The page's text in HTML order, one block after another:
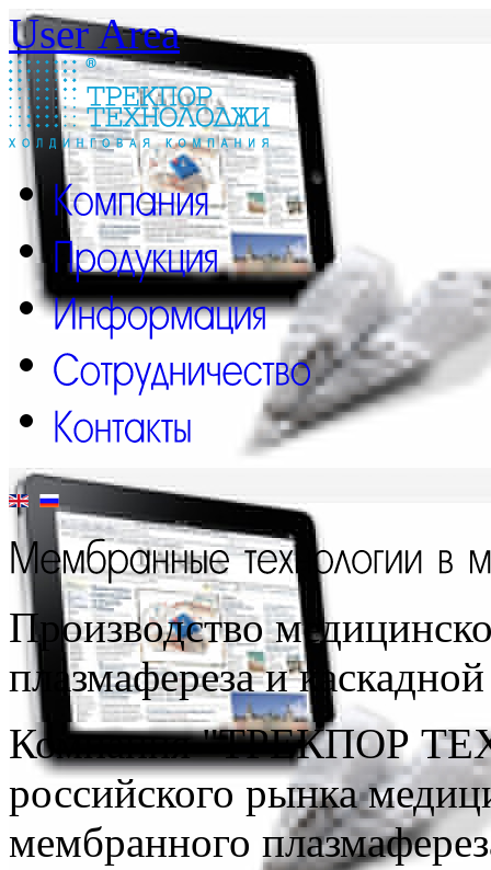
User Area
Производство
плазмафереза и
Компания "ТРЕКПОР
российского рынка
мембранного